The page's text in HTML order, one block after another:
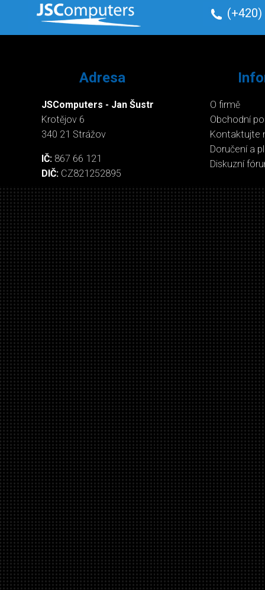
(+420)
Adresa
JSComputers - Jan Šustr
Krotějov 6
340 21 Strážov
IČ: 867 66 121
DIČ: CZ821252895
O firmě
Obchodní
Kontaktujte
Doručení a
Diskuzní